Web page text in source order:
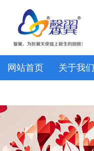
网站首页 关于我们